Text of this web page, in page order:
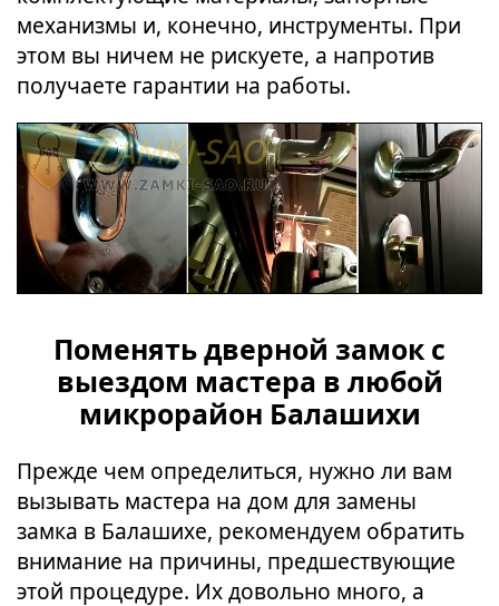
механизмы и, конечно, инструменты. При
этом вы ничем не рискуете, а напротив
получаете гарантии на работы.
Поменять дверной замок с
выездом мастера в любой
микрорайон Балашихи
Прежде чем определиться, нужно ли вам
вызывать мастера на дом для замены
замка в Балашихе, рекомендуем обратить
внимание на причины, предшествующие
этой процедуре. Их довольно много, а